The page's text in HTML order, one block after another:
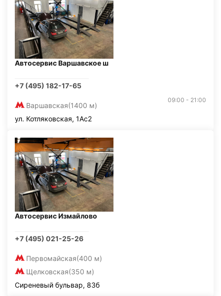
Автосервис Варшавское ш
+7 (495) 182-17-65
Варшавская(1400 м)
09:00 - 21:00
ул. Котляковская, 1Ас2
Автосервис Измайлово
+7 (495) 021-25-26
Первомайская(400 м)
Щелковская(350 м)
Сиреневый бульвар, 83б